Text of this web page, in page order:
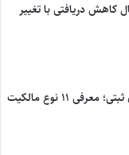
کاهش دریافتی با تغییر
انواع مالکیت املاک در حقوق ثبتی؛ معرفی ۱۱ نوع مالکیت